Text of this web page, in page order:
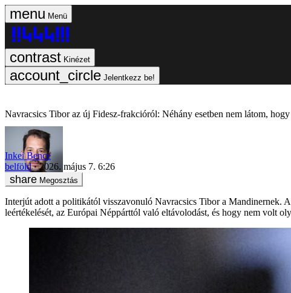
Menü
Kinézet
Jelentkezz be!
Navracsics Tibor az új Fidesz-frakcióról: Néhány esetben nem látom,
Inkei Bence
belföld
2026. május 7. 6:26
Megosztás
Interjút adott a politikától visszavonuló Navracsics Tibor a Mandinernek.
leértékelését, az Európai Néppárttól való eltávolodást, és hogy nem volt